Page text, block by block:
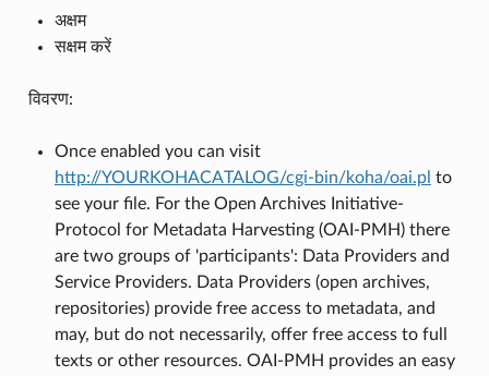
अक्षम
सक्षम करें
विवरण:
Once enabled you can visit
http://YOURKOHACATALOG/cgi-bin/koha/oai.pl to
see your file. For the Open Archives Initiative-
Protocol for Metadata Harvesting (OAI-PMH) there
are two groups of 'participants': Data Providers and
Service Providers. Data Providers (open archives,
repositories) provide free access to metadata, and
may, but do not necessarily, offer free access to full
texts or other resources. OAI-PMH provides an easy